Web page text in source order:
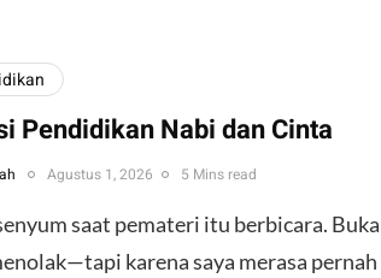
Pendidikan Nabi dan Cinta
Agustus 1, 2026 5 Mins read
saat pemateri itu berbicara.
karena saya merasa